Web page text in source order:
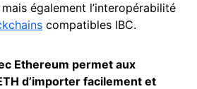
également l’interopérabilité
compatibles IBC.
Ethereum permet aux
d’importer facilement et